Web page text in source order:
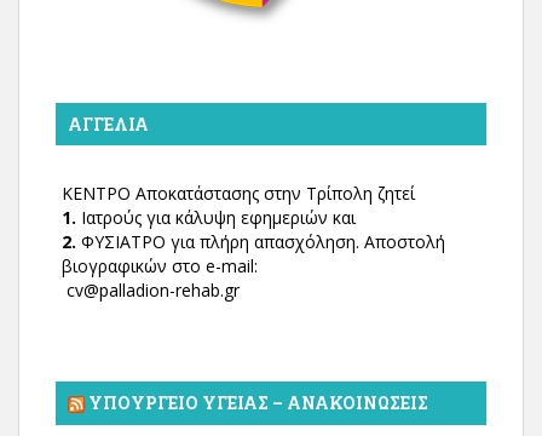
ΑΓΓΕΛΊΑ
ΚΕΝΤΡΟ Αποκατάστασης στην Τρίπολη ζητεί
1. Ιατρούς για κάλυψη εφημεριών και
2. ΦΥΣΙΑΤΡΟ για πλήρη απασχόληση. Αποστολή
βιογραφικών στο e-mail:
cv@palladion-rehab.gr
ΥΠΟΥΡΓΕΊΟ ΥΓΕΊΑΣ – ΑΝΑΚΟΙΝΏΣΕΙΣ